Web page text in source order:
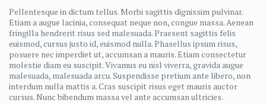
Pellentesque in dictum tellus. Morbi sagittis dignissim pulvinar.
Etiam a augue lacinia, consequat neque non, congue massa. Aenean
fringilla hendrerit risus sed malesuada. Praesent sagittis felis
euismod, cursus justo id, euismod nulla. Phasellus ipsum risus,
posuere nec imperdiet ut, accumsan a mauris. Etiam consectetur
molestie diam eu suscipit. Vivamus eu nisl viverra, gravida augue
malesuada, malesuada arcu. Suspendisse pretium ante libero, non
interdum nulla mattis a. Cras suscipit risus eget mauris auctor
cursus. Nunc bibendum massa vel ante accumsan ultricies.